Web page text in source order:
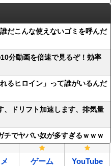
だこんな使えないゴミを呼んだ
分動画を倍速で見るぞ！効率
るヒロイン」って誰がいるんだ
、ドリフト加速します、排気量
チでヤバい奴が多すぎるｗｗｗ
ゲーム YouTube